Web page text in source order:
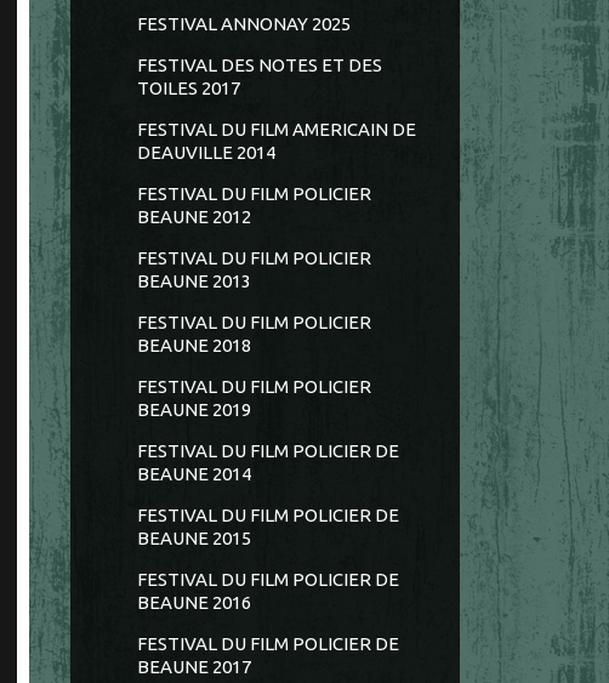
FESTIVAL ANNONAY 2025
FESTIVAL DES NOTES ET DES
TOILES 2017
FESTIVAL DU FILM AMERICAIN DE
DEAUVILLE 2014
FESTIVAL DU FILM POLICIER
BEAUNE 2012
FESTIVAL DU FILM POLICIER
BEAUNE 2013
FESTIVAL DU FILM POLICIER
BEAUNE 2018
FESTIVAL DU FILM POLICIER
BEAUNE 2019
FESTIVAL DU FILM POLICIER DE
BEAUNE 2014
FESTIVAL DU FILM POLICIER DE
BEAUNE 2015
FESTIVAL DU FILM POLICIER DE
BEAUNE 2016
FESTIVAL DU FILM POLICIER DE
BEAUNE 2017